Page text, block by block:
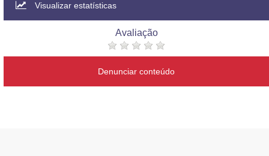
Visualizar estatísticas
Avaliação
Denunciar conteúdo